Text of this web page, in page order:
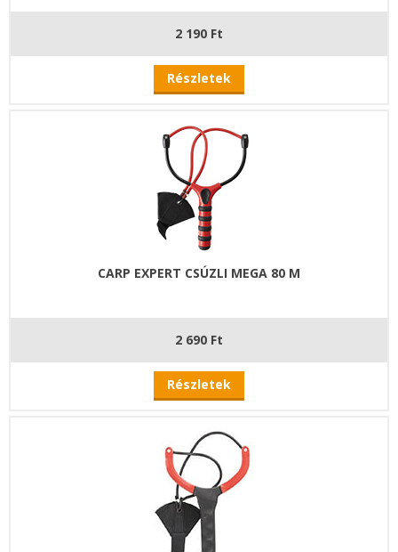
2 190 Ft
Részletek
CARP EXPERT CSÚZLI MEGA 80 M
2 690 Ft
Részletek